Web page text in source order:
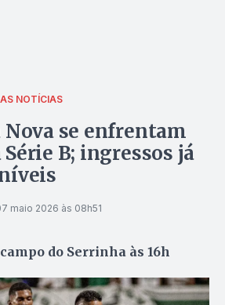
NOTÍCIAS
Nova se enfrentam
Série B; ingressos já
maio 2026 às 08h51
do Serrinha às 16h